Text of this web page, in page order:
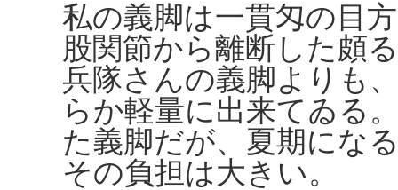
私の義脚は一貫匁の目
股関節から離断した頗
兵隊さんの義脚よりも
らか軽量に出来てゐる
た義脚だが、夏期にな
その負担は大きい。